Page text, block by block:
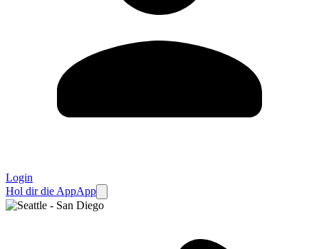
Login
Hol dir die AppApp